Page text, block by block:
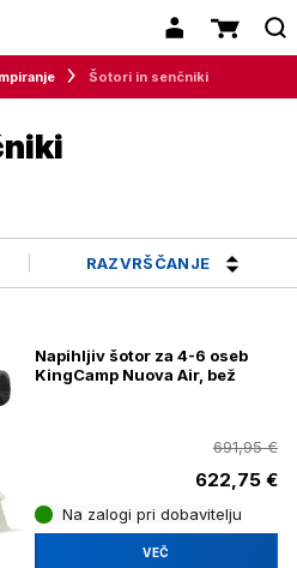
Šotori in senčniki
RAZVRŠČANJE
Napihljiv šotor za 4-6 oseb
KingCamp Nuova Air, bež
691,95 €
622,75 €
Na zalogi pri dobavitelju
VEČ